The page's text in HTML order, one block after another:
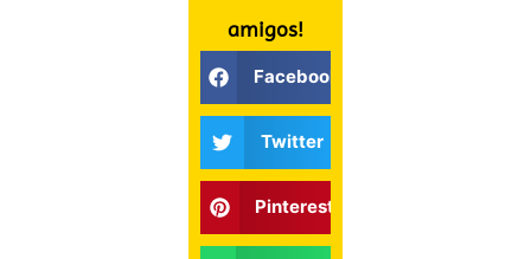
amigos!
Facebook
Twitter
Pinterest